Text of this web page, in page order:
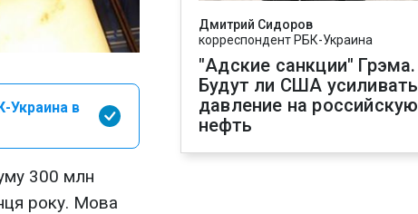
Украина в
300 млн
року. Мова
Дмитрий Сидоров
корреспондент РБК-Украина
"Адские санкции" Грэма.
Будут ли США усиливать
давление на российскую
нефть